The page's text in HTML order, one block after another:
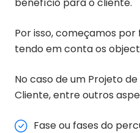
Por isso, começamos
tendo em conta os
No caso de um Projeto
Cliente, entre outros
Fase ou fases do